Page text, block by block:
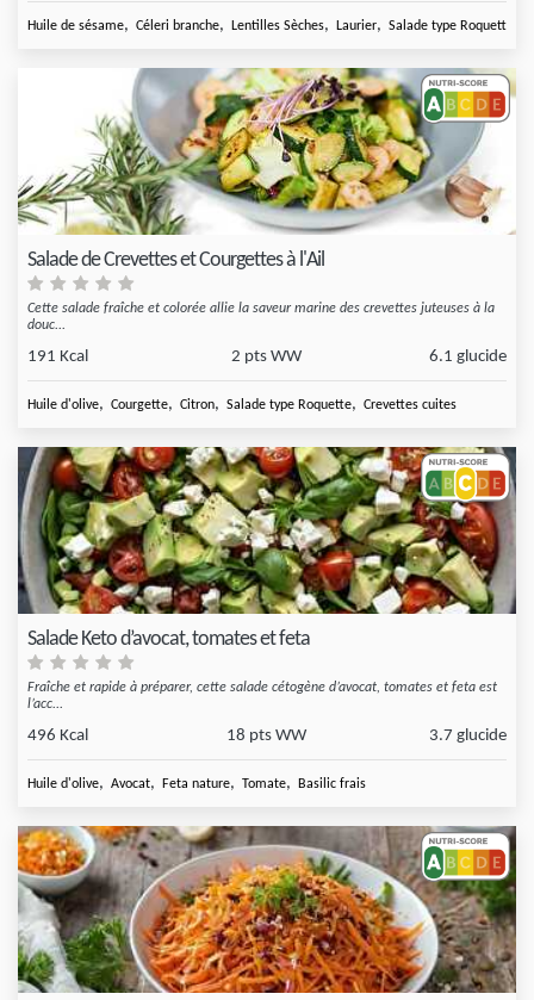
Huile de sésame, Céleri branche, Lentilles Sèches, Laurier, Salade type Roquette
Salade de Crevettes et Courgettes à l'Ail
Cette salade fraîche et colorée allie la saveur marine des crevettes juteuses à la
douc...
191 Kcal 2 pts WW 6.1 glucide
Huile d'olive, Courgette, Citron, Salade type Roquette, Crevettes cuites
Salade Keto d’avocat, tomates et feta
Fraîche et rapide à préparer, cette salade cétogène d’avocat, tomates et feta est
l’acc...
496 Kcal 18 pts WW 3.7 glucide
Huile d'olive, Avocat, Feta nature, Tomate, Basilic frais